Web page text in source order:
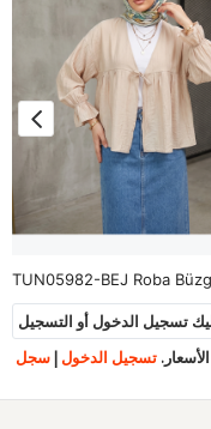
تسجيل الدخول أو التسجيل
تسجيل الدخول | سجل